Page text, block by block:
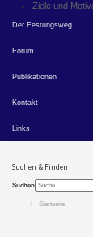
Ziele und
Der Festungsweg
Forum
Publikationen
Kontakt
Links
Suchen & Finden
Suchen
Startseite